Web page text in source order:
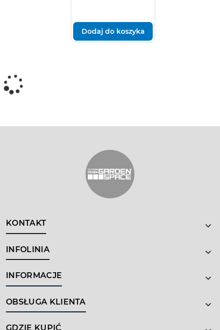
Dodaj do koszyka
KONTAKT
INFOLINIA
INFORMACJE
OBSŁUGA KLIENTA
GDZIE KUPIĆ